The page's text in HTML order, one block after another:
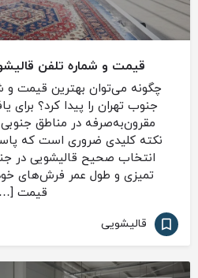
قیمت و شماره تلفن
چگونه می‌توان بهترین قیمت و
جنوب تهران را پیدا کرد؟
مقرون‌به‌صرفه در مناطق
نکته کلیدی ضروری است که
انتخاب صحیح قالیشویی در
تمیزی و طول عمر فرش‌های
قیمت
قالیشویی